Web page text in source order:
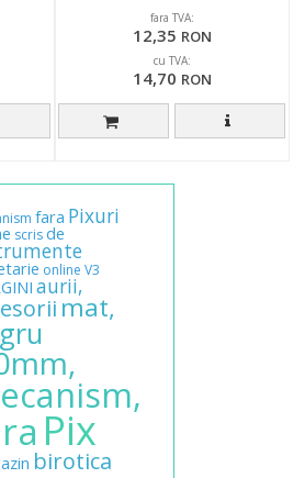
fara TVA:
12,35 RON
cu TVA:
14,70 RON
fara Pixuri
scris de
online V3
aurii,
mat,
Pix
birotica